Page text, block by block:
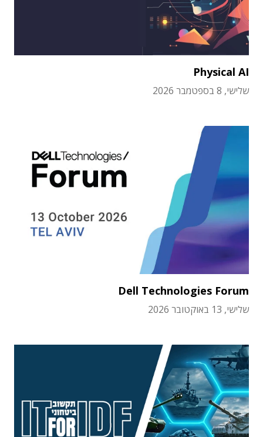
Physical AI
שלישי, 8 בספטמבר 2026
Dell Technologies Forum
שלישי, 13 באוקטובר 2026